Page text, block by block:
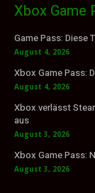
Xbox Game
Game Pass: Diese
August 4, 2026
Xbox Game Pass:
August 4, 2026
Xbox verlässt
aus
August 3, 2026
Xbox Game Pass:
August 3, 2026